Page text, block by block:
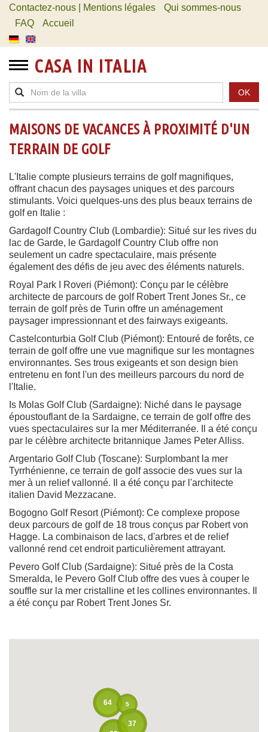
Contactez-nous | Mentions légales
Qui sommes-nous
FAQ
Accueil
CASA IN ITALIA
OK
MAISONS DE VACANCES À PROXIMITÉ D'UN
TERRAIN DE GOLF
L'Italie compte plusieurs terrains de golf magnifiques,
offrant chacun des paysages uniques et des parcours
stimulants. Voici quelques-uns des plus beaux terrains de
golf en Italie :
Gardagolf Country Club (Lombardie): Situé sur les rives du
lac de Garde, le Gardagolf Country Club offre non
seulement un cadre spectaculaire, mais présente
également des défis de jeu avec des éléments naturels.
Royal Park I Roveri (Piémont): Conçu par le célèbre
architecte de parcours de golf Robert Trent Jones Sr., ce
terrain de golf près de Turin offre un aménagement
paysager impressionnant et des fairways exigeants.
Castelconturbia Golf Club (Piémont): Entouré de forêts, ce
terrain de golf offre une vue magnifique sur les montagnes
environnantes. Ses trous exigeants et son design bien
entretenu en font l'un des meilleurs parcours du nord de
l'Italie.
Is Molas Golf Club (Sardaigne): Niché dans le paysage
époustouflant de la Sardaigne, ce terrain de golf offre des
vues spectaculaires sur la mer Méditerranée. Il a été conçu
par le célèbre architecte britannique James Peter Alliss.
Argentario Golf Club (Toscane): Surplombant la mer
Tyrrhénienne, ce terrain de golf associe des vues sur la
mer à un relief vallonné. Il a été conçu par l'architecte
italien David Mezzacane.
Bogogno Golf Resort (Piémont): Ce complexe propose
deux parcours de golf de 18 trous conçus par Robert von
Hagge. La combinaison de lacs, d'arbres et de relief
vallonné rend cet endroit particulièrement attrayant.
Pevero Golf Club (Sardaigne): Situé près de la Costa
Smeralda, le Pevero Golf Club offre des vues à couper le
souffle sur la mer cristalline et les collines environnantes. Il
a été conçu par Robert Trent Jones Sr.
64 5
37